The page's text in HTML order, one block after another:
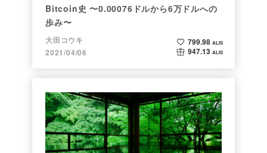
Bitcoin史 〜0.00076ドルから6万ドルへの
歩み〜
大田コウキ
2021/04/06
799.98 ALIS
947.13 ALIS